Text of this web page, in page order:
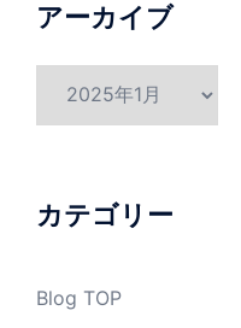
アーカイブ
ブ
カテゴリー
Blog TOP